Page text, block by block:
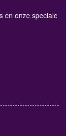
en onze speciale